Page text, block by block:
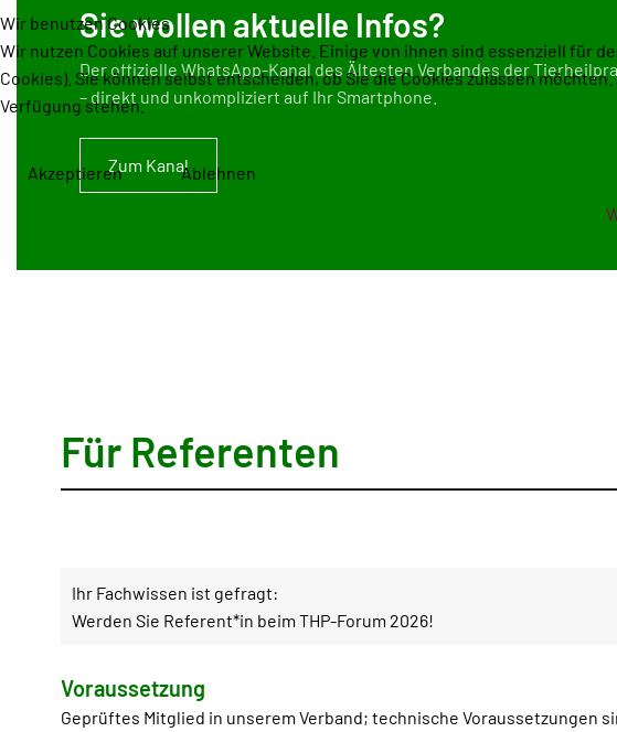
Sie wollen aktuelle Infos?
Der offizielle WhatsApp-Kanal des Ältesten Verbandes der
– direkt und unkompliziert auf Ihr Smartphone.
Zum Kanal
Für Referenten
Ihr Fachwissen ist gefragt:
Werden Sie Referent*in beim THP-Forum 2026!
Voraussetzung
Geprüftes Mitglied in unserem Verband; technische Voraussetzungen
Wir benutzen Cookies
Wir nutzen Cookies auf unserer Website. Einige von ihnen sind essenziell für
Cookies). Sie können selbst entscheiden, ob Sie die Cookies zulassen
Verfügung stehen.
Akzeptieren
Ablehnen